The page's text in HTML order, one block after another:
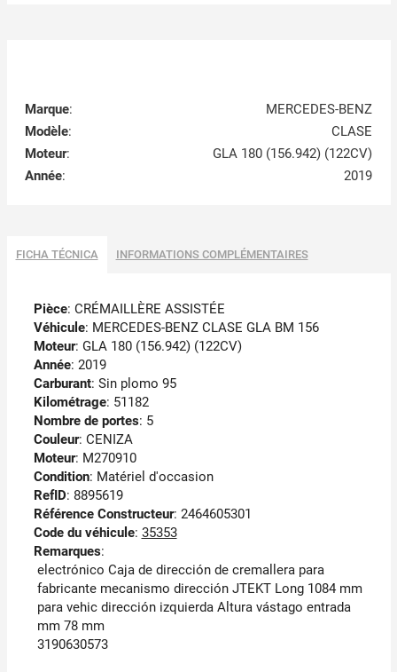
Marque:
MERCEDES-BENZ
Modèle:
CLASE
Moteur:
GLA 180 (156.942) (122CV)
Année: 2019
FICHA TÉCNICA INFORMATIONS COMPLÉMENTAIRES
Pièce: CRÉMAILLÈRE ASSISTÉE
Véhicule: MERCEDES-BENZ CLASE GLA BM 156
Moteur: GLA 180 (156.942) (122CV)
Année: 2019
Carburant: Sin plomo 95
Kilométrage: 51182
Nombre de portes: 5
Couleur: CENIZA
Moteur: M270910
Condition: Matériel d'occasion
RefID: 8895619
Référence Constructeur: 2464605301
Code du véhicule: 35353
Remarques:
electrónico Caja de dirección de cremallera para
fabricante mecanismo dirección JTEKT Long 1084 mm
para vehic dirección izquierda Altura vástago entrada
mm 78 mm
3190630573